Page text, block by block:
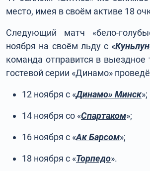
место, имея в своём активе 18
Следующий матч «бело-
ноября на своём льду с «
команда отправится в выездное
гостевой серии «Динамо»
12 ноября с «Динамо» Минск»;
14 ноября со «Спартаком»;
16 ноября с «Ак Барсом»;
18 ноября с «Торпедо».